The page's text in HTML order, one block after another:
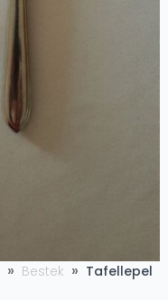
Bestek
Tafellepel